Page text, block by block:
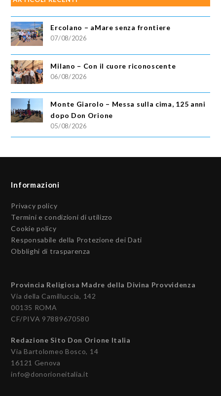
Ercolano – aMare senza frontiere
07/08/2026
Milano – Con il cuore riconoscente
06/08/2026
Monte Giarolo – Messa sulla cima, 125 anni
dopo Don Orione
05/08/2026
Informazioni
Privacy policy
Termini e condizioni di utilizzo
Cookie policy
Responsabile della Protezione dei Dati
Obblighi di trasparenza
Provincia Religiosa Madre della Divina Provvidenza
Via della Camilluccia, 142
00135 ROMA
CF/PIVA 97889670580
Redazione Sito Don Orione Italia
Via Bartolomeo Bosco, 14
16121 Genova
info@donorioneitalia.it